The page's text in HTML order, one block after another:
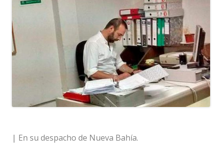
| En su despacho de Nueva Bahía.